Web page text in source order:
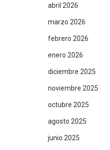
abril 2026
marzo 2026
febrero 2026
enero 2026
diciembre 2025
noviembre 2025
octubre 2025
agosto 2025
junio 2025